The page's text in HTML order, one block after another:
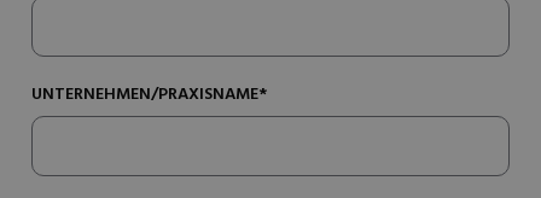
UNTERNEHMEN/PRAXISNAME*